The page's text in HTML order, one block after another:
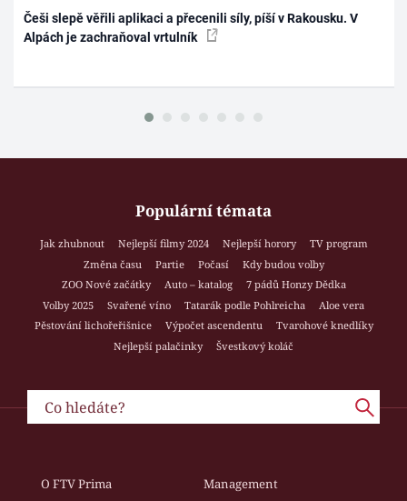
Češi slepě věřili aplikaci a přecenili síly, píší v Rakousku. V
Alpách je zachraňoval vrtulník
Populární témata
Jak zhubnout Nejlepší filmy 2024 Nejlepší horory
TV program
Změna času
Partie Počasí
Kdy budou volby
ZOO Nové začátky
Auto – katalog
7 pádů Honzy Dědka
Volby 2025
Svařené víno Tatarák podle Pohlreicha
Aloe vera
Pěstování lichořeřišnice
Výpočet ascendentu
Tvarohové knedlíky
Nejlepší palačinky
Švestkový koláč
O FTV Prima
Management